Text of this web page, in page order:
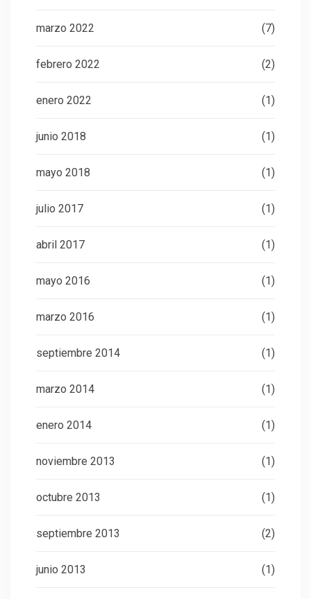
marzo 2022 (7)
febrero 2022 (2)
enero 2022 (1)
junio 2018 (1)
mayo 2018 (1)
julio 2017 (1)
abril 2017 (1)
mayo 2016 (1)
marzo 2016 (1)
septiembre 2014 (1)
marzo 2014 (1)
enero 2014 (1)
noviembre 2013 (1)
octubre 2013 (1)
septiembre 2013 (2)
junio 2013 (1)